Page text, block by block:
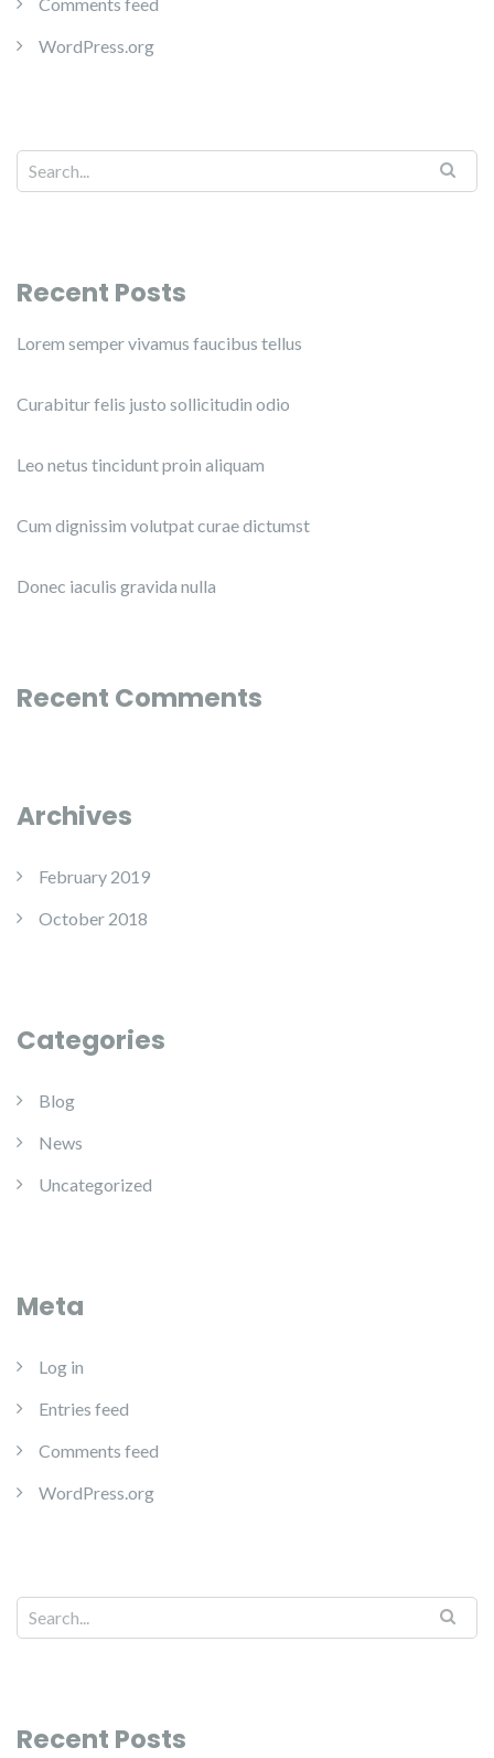
WordPress.org
Recent Posts
Lorem semper vivamus faucibus tellus
Curabitur felis justo sollicitudin odio
Leo netus tincidunt proin aliquam
Cum dignissim volutpat curae dictumst
Donec iaculis gravida nulla
Recent Comments
Archives
February 2019
October 2018
Categories
Blog
News
Uncategorized
Meta
Log in
Entries feed
Comments feed
WordPress.org
Recent Posts